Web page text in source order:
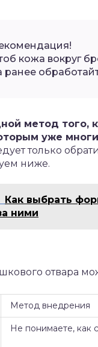
кожа вокруг
ранее
метод того,
уже
только
ниже.
Как выбрать
ними
отвара
Метод внедрения
Не понимаете, как